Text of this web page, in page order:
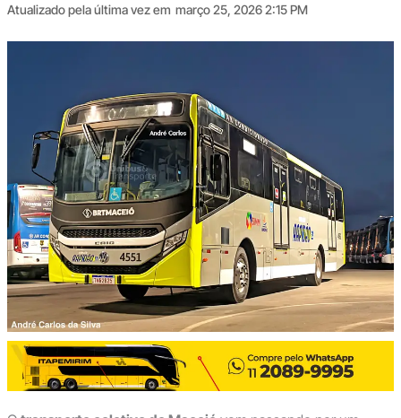
Atualizado pela última vez em março 25, 2026 2:15 PM